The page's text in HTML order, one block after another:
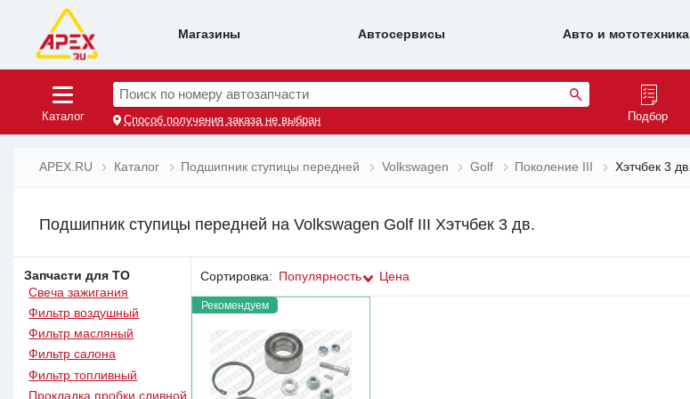
Магазины Автосервисы Авто и мототехника
Каталог
Поиск по номеру автозапчасти
Способ получения заказа не выбран Подбор
APEX.RU Каталог Подшипник ступицы передней Volkswagen Golf Поколение III Хэтчбек 3 дв.
Подшипник ступицы передней на Volkswagen Golf III Хэтчбек 3 дв.
Запчасти для ТО
Свеча зажигания
Фильтр воздушный
Фильтр масляный
Фильтр салона
Фильтр топливный
Прокладка пробки сливной
Сортировка: Популярность Цена
Рекомендуем